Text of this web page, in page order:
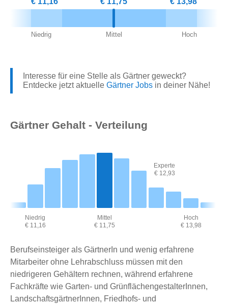
Niedrig Mittel Hoch
Interesse für eine Stelle als Gärtner geweckt?
Entdecke jetzt aktuelle Gärtner Jobs in deiner Nähe!
Gärtner Gehalt - Verteilung
Niedrig
€ 11,16
Mittel
€ 11,75
Experte
€ 12,93
Hoch
€ 13,98
Berufseinsteiger als GärtnerIn und wenig erfahrene
Mitarbeiter ohne Lehrabschluss müssen mit den
niedrigeren Gehältern rechnen, während erfahrene
Fachkräfte wie Garten- und GrünflächengestalterInnen,
LandschaftsgärtnerInnen, Friedhofs- und